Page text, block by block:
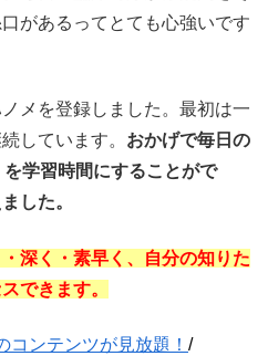
口があるってとても心強いです
メを登録しました。最初は一
しています。 おかげで毎日の
学習時間にすることがで
した。
深く・素早く、自分の知りた
できます。
コンテンツが見放題！ /